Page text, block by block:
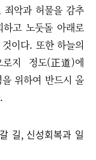
악과 허물을 감추
고 노둣돌 아래로
이다. 또한 하늘의
로지 정도(正道)에
위하여 반드시 올
길, 신성회복과 일